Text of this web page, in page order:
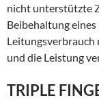
nicht unterstützte
Beibehaltung
und die Leistung
TRIPLE